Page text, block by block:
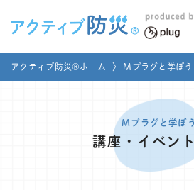
アクティブ防災とは?
家庭でやってみよう
アクティブ防災®ホーム 〉 Mプラグと学ぼう
Mプラグと学ぼう
講座・イベン